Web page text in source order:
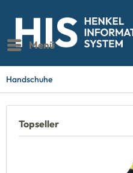
Menü
Handschuhe
Topseller